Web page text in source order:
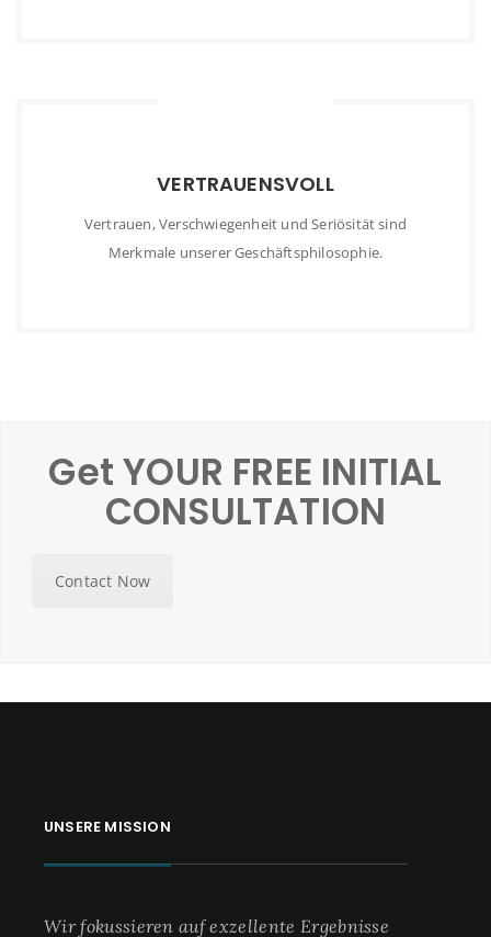
VERTRAUENSVOLL
Vertrauen, Verschwiegenheit und Seriösität sind
Merkmale unserer Geschäftsphilosophie.
Get YOUR FREE INITIAL
CONSULTATION
Contact Now
UNSERE MISSION
Wir fokussieren auf exzellente Ergebnisse